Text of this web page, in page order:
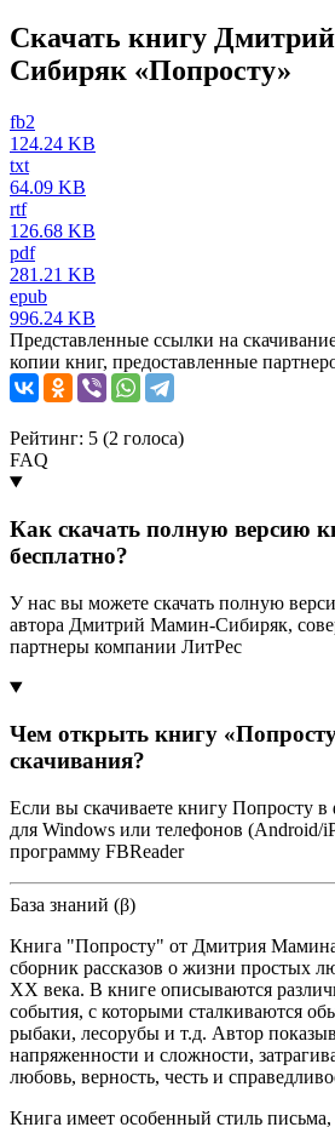
Скачать книгу
Сибиряк «Попросту»
fb2
124.24 KB
txt
64.09 KB
rtf
126.68 KB
pdf
281.21 KB
epub
996.24 KB
Представленные ссылки на
копии книг, предоставленные
Рейтинг: 5 (2 голоса)
FAQ
Как скачать полную версию
бесплатно?
У нас вы можете скачать полную
автора Дмитрий Мамин-Сибиряк,
партнеры компании ЛитРес
Чем открыть книгу
скачивания?
Если вы скачиваете книгу Попросту
для Windows или телефонов (Android/
программу FBReader
База знаний (β)
Книга "Попросту" от Дмитрия
сборник рассказов о жизни простых
ХХ века. В книге описываются
события, с которыми сталкиваются
рыбаки, лесорубы и т.д. Автор
напряженности и сложности,
любовь, верность, честь и
Книга имеет особенный стиль письма,